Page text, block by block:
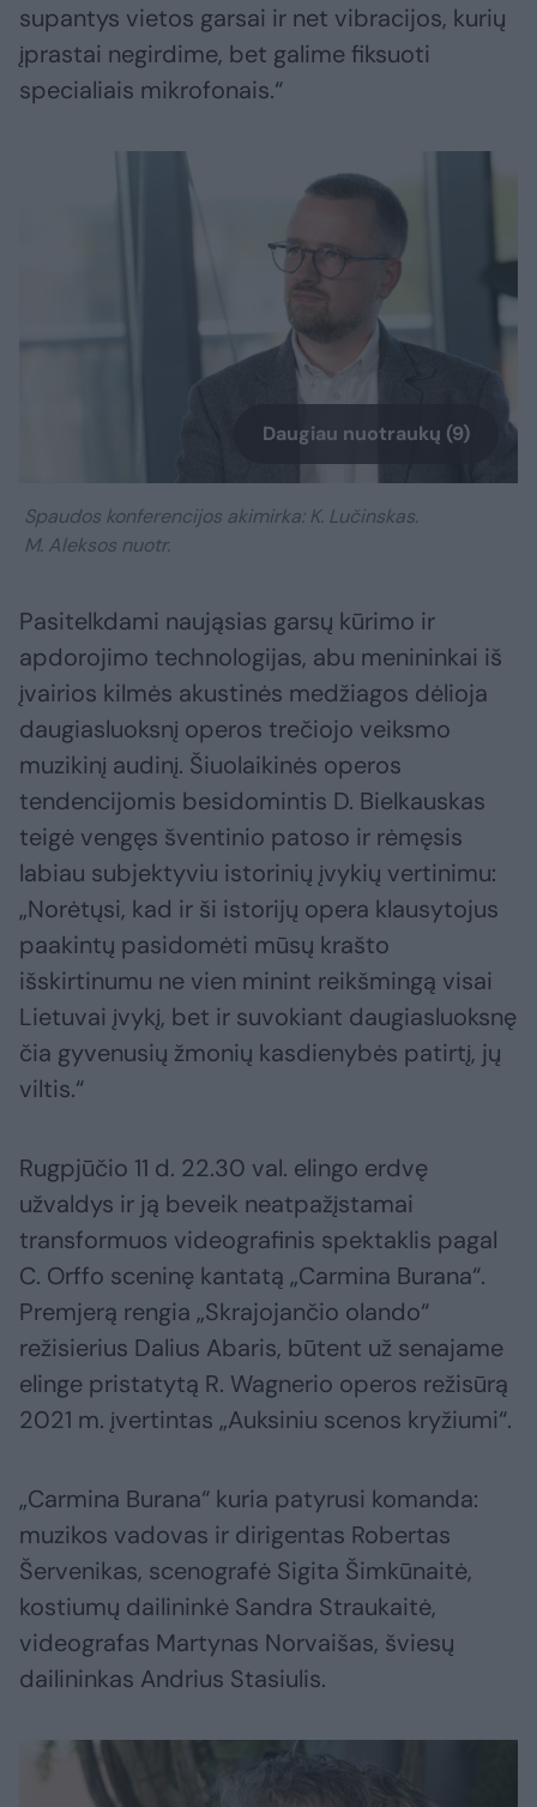
supantys vietos garsai ir net vibracijos, kurių
įprastai negirdime, bet galime fiksuoti
specialiais mikrofonais.“
Daugiau nuotraukų (9)
Spaudos konferencijos akimirka: K. Lučinskas.
M. Aleksos nuotr.
Pasitelkdami naująsias garsų kūrimo ir
apdorojimo technologijas, abu menininkai iš
įvairios kilmės akustinės medžiagos dėlioja
daugiasluoksnį operos trečiojo veiksmo
muzikinį audinį. Šiuolaikinės operos
tendencijomis besidomintis D. Bielkauskas
teigė vengęs šventinio patoso ir rėmęsis
labiau subjektyviu istorinių įvykių vertinimu:
„Norėtųsi, kad ir ši istorijų opera klausytojus
paakintų pasidomėti mūsų krašto
išskirtinumu ne vien minint reikšmingą visai
Lietuvai įvykį, bet ir suvokiant daugiasluoksnę
čia gyvenusių žmonių kasdienybės patirtį, jų
viltis.“
Rugpjūčio 11 d. 22.30 val. elingo erdvę
užvaldys ir ją beveik neatpažįstamai
transformuos videografinis spektaklis pagal
C. Orffo sceninę kantatą „Carmina Burana“.
Premjerą rengia „Skrajojančio olando“
režisierius Dalius Abaris, būtent už senajame
elinge pristatytą R. Wagnerio operos režisūrą
2021 m. įvertintas „Auksiniu scenos kryžiumi“.
„Carmina Burana“ kuria patyrusi komanda:
muzikos vadovas ir dirigentas Robertas
Šervenikas, scenografė Sigita Šimkūnaitė,
kostiumų dailininkė Sandra Straukaitė,
videografas Martynas Norvaišas, šviesų
dailininkas Andrius Stasiulis.